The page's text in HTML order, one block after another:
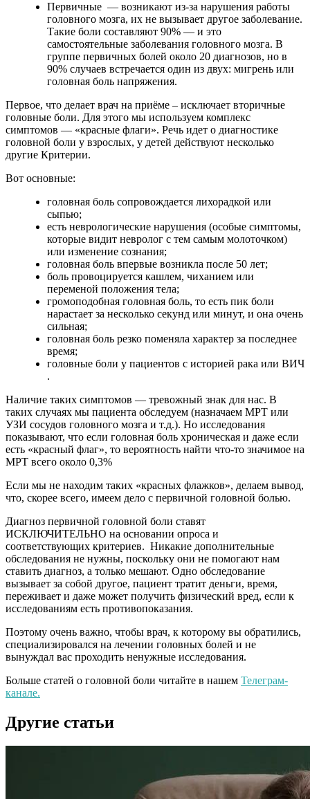
Первичные — возникают из-за нарушения работы
головного мозга, их не вызывает другое заболевание.
Такие боли составляют 90% — и это
самостоятельные заболевания головного мозга. В
группе первичных болей около 20 диагнозов, но в
90% случаев встречается один из двух: мигрень или
головная боль напряжения.
Первое, что делает врач на приёме – исключает вторичные
головные боли. Для этого мы используем комплекс
симптомов — «красные флаги». Речь идет о диагностике
головной боли у взрослых, у детей действуют несколько
другие Критерии.
Вот основные:
головная боль сопровождается лихорадкой или
сыпью;
есть неврологические нарушения (особые симптомы,
которые видит невролог с тем самым молоточком)
или изменение сознания;
головная боль впервые возникла после 50 лет;
боль провоцируется кашлем, чиханием или
переменой положения тела;
громоподобная головная боль, то есть пик боли
нарастает за несколько секунд или минут, и она очень
сильная;
головная боль резко поменяла характер за последнее
время;
головные боли у пациентов с историей рака или ВИЧ
.
Наличие таких симптомов — тревожный знак для нас. В
таких случаях мы пациента обследуем (назначаем МРТ или
УЗИ сосудов головного мозга и т.д.). Но исследования
показывают, что если головная боль хроническая и даже если
есть «красный флаг», то вероятность найти что-то значимое на
МРТ всего около 0,3%
Если мы не находим таких «красных флажков», делаем вывод,
что, скорее всего, имеем дело с первичной головной болью.
Диагноз первичной головной боли ставят
ИСКЛЮЧИТЕЛЬНО на основании опроса и
соответствующих критериев. Никакие дополнительные
обследования не нужны, поскольку они не помогают нам
ставить диагноз, а только мешают. Одно обследование
вызывает за собой другое, пациент тратит деньги, время,
переживает и даже может получить физический вред, если к
исследованиям есть противопоказания.
Поэтому очень важно, чтобы врач, к которому вы обратились,
специализировался на лечении головных болей и не
вынуждал вас проходить ненужные исследования.
Больше статей о головной боли читайте в нашем Телеграм-
канале.
Другие статьи